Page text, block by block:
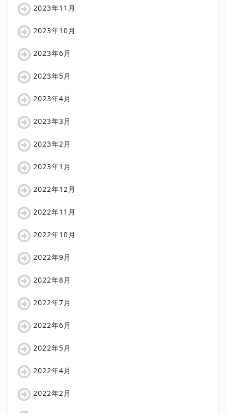
2023年11月
2023年10月
2023年6月
2023年5月
2023年4月
2023年3月
2023年2月
2023年1月
2022年12月
2022年11月
2022年10月
2022年9月
2022年8月
2022年7月
2022年6月
2022年5月
2022年4月
2022年2月